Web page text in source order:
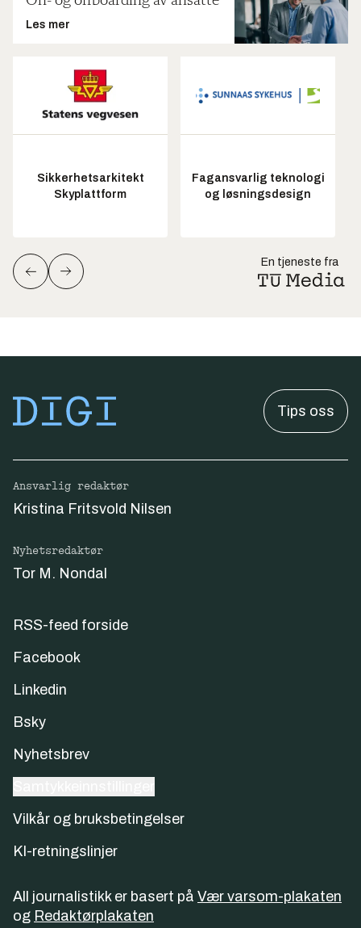
Les mer
Sikkerhetsarkitekt
Skyplattform
Fagansvarlig teknologi
og løsningsdesign
En tjeneste fra
Tips oss
Ansvarlig redaktør
Kristina Fritsvold Nilsen
Nyhetsredaktør
Tor M. Nondal
RSS-feed forside
Facebook
Linkedin
Bsky
Nyhetsbrev
Vilkår og bruksbetingelser
KI-retningslinjer
All journalistikk er basert på Vær varsom-plakaten
og Redaktørplakaten